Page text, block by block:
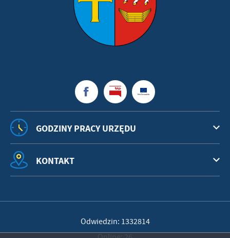
GODZINY PRACY URZĘDU
KONTAKT
Odwiedzin: 1332814